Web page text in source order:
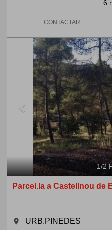
6
CONTACTAR
Previous
1/2
Parcel.la a Castellnou de
room
URB.PINEDES